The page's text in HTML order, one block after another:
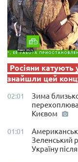
Росіяни катують
знайшли цей
02:01
Зима
Києвом
01:01
Зеленський
Україну